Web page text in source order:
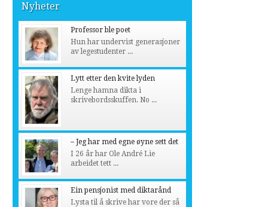
Nyheter
Professor ble poet
Hun har undervist generasjoner
av legestudenter ...
Lytt etter den kvite lyden
Lenge hamna dikta i
skrivebordsskuffen. No ...
– Jeg har med egne øyne sett det
I 26 år har Ole André Lie
arbeidet tett ...
Ein pensjonist med diktarånd
Lysta til å skrive har vore der så